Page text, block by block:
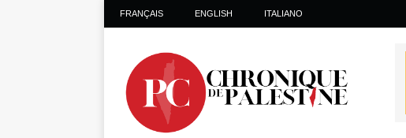
FRANÇAIS ENGLISH ITALIANO